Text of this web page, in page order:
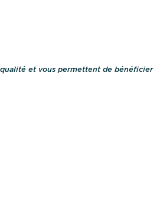
qualité et vous permettent de bénéficier